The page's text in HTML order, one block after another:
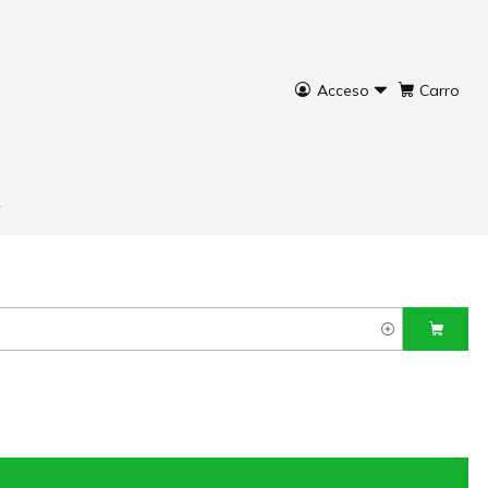
Acceso Carro